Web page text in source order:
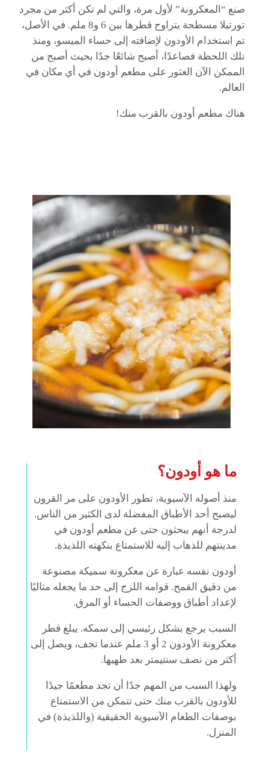
صنع “المعكرونة” لأول مرة، والتي لم تكن أكثر من مجرد
تورتيلا مسطحة يتراوح قطرها بين 6 و8 ملم. في الأصل،
تم استخدام الأودون لإضافته إلى حساء الميسو، ومنذ
تلك اللحظة فصاعدًا، أصبح شائعًا جدًا بحيث أصبح من
الممكن الآن العثور على مطعم أودون في أي مكان في
العالم.
هناك مطعم أودون بالقرب منك!
ما هو أودون؟
منذ أصوله الآسيوية، تطور الأودون على مر القرون
ليصبح أحد الأطباق المفضلة لدى الكثير من الناس.
لدرجة أنهم يبحثون حتى عن مطعم أودون في
مدينتهم للذهاب إليه للاستمتاع بنكهته اللذيذة.
أودون نفسه عبارة عن معكرونة سميكة مصنوعة
من دقيق القمح. قوامه اللزج إلى حد ما يجعله مثاليًا
لإعداد أطباق ووصفات الحساء أو المرق.
السبب يرجع بشكل رئيسي إلى سمكه. يبلغ قطر
معكرونة الأودون 2 أو 3 ملم عندما تجف، ويصل إلى
أكثر من نصف سنتيمتر بعد طهيها.
ولهذا السبب من المهم جدًا أن تجد مطعمًا جيدًا
للأودون بالقرب منك حتى تتمكن من الاستمتاع
بوصفات الطعام الآسيوية الحقيقية (واللذيذة) في
المنزل.